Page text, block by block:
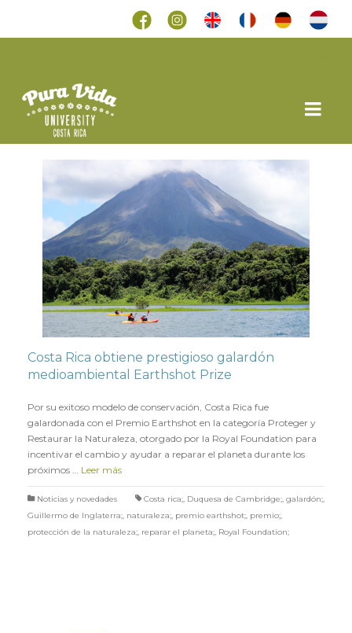
Costa Rica obtiene prestigioso galardón
medioambiental Earthshot Prize
Por su exitoso modelo de conservación, Costa Rica fue
galardonada con el Premio Earthshot en la categoría Proteger y
Restaurar la Naturaleza, otorgado por la Royal Foundation para
incentivar el cambio y ayudar a reparar el planeta durante los
próximos … Leer más
Noticias y novedades Costa rica;, Duquesa de Cambridge;, galardón;,
Guillermo de Inglaterra;, naturaleza;, premio earthshot;, premio;,
protección de la naturaleza;, reparar el planeta;, Royal Foundation;